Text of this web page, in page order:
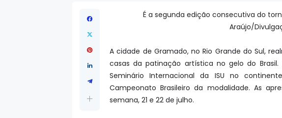
É a segunda edição consecutiva do
Araújo/
A cidade de Gramado, no Rio Grande do Sul,
casas da patinação artística no gelo do
Seminário Internacional da ISU no
Campeonato Brasileiro da modalidade. As
semana, 21 e 22 de julho.